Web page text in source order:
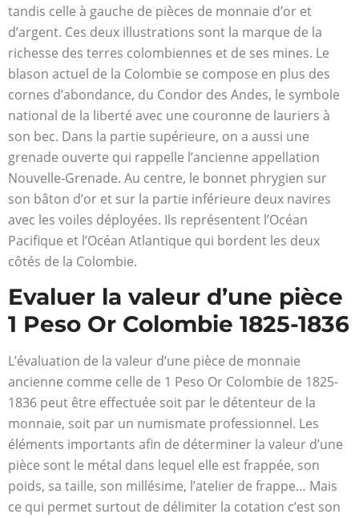
tandis celle à gauche de pièces de monnaie d’or et
d’argent. Ces deux illustrations sont la marque de la
richesse des terres colombiennes et de ses mines. Le
blason actuel de la Colombie se compose en plus des
cornes d’abondance, du Condor des Andes, le symbole
national de la liberté avec une couronne de lauriers à
son bec. Dans la partie supérieure, on a aussi une
grenade ouverte qui rappelle l’ancienne appellation
Nouvelle-Grenade. Au centre, le bonnet phrygien sur
son bâton d’or et sur la partie inférieure deux navires
avec les voiles déployées. Ils représentent l’Océan
Pacifique et l’Océan Atlantique qui bordent les deux
côtés de la Colombie.
Evaluer la valeur d’une pièce
1 Peso Or Colombie 1825-1836
L’évaluation de la valeur d’une pièce de monnaie
ancienne comme celle de 1 Peso Or Colombie de 1825-
1836 peut être effectuée soit par le détenteur de la
monnaie, soit par un numismate professionnel. Les
éléments importants afin de déterminer la valeur d’une
pièce sont le métal dans lequel elle est frappée, son
poids, sa taille, son millésime, l’atelier de frappe… Mais
ce qui permet surtout de délimiter la cotation c’est son